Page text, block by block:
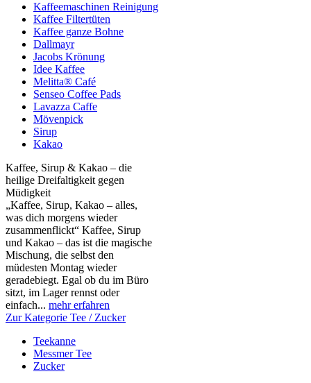
Kaffeemaschinen Reinigung
Kaffee Filtertüten
Kaffee ganze Bohne
Dallmayr
Jacobs Krönung
Idee Kaffee
Melitta® Café
Senseo Coffee Pads
Lavazza Caffe
Mövenpick
Sirup
Kakao
Kaffee, Sirup & Kakao – die
heilige Dreifaltigkeit gegen
Müdigkeit
„Kaffee, Sirup, Kakao – alles,
was dich morgens wieder
zusammenflickt“ Kaffee, Sirup
und Kakao – das ist die magische
Mischung, die selbst den
müdesten Montag wieder
geradebiegt. Egal ob du im Büro
sitzt, im Lager rennst oder
einfach... mehr erfahren
Zur Kategorie Tee / Zucker
Teekanne
Messmer Tee
Zucker